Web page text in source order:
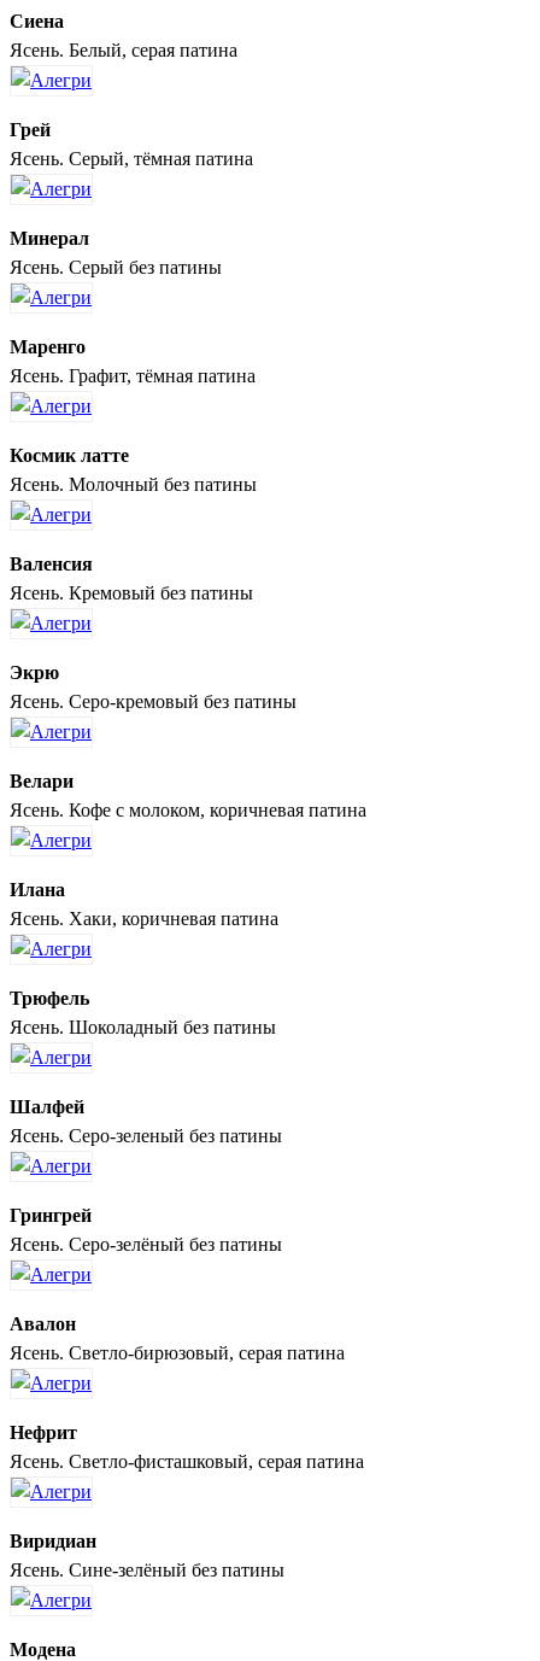
Сиена
Ясень. Белый, серая патина
Грей
Ясень. Серый, тёмная патина
Минерал
Ясень. Серый без патины
Маренго
Ясень. Графит, тёмная патина
Космик латте
Ясень. Молочный без патины
Валенсия
Ясень. Кремовый без патины
Экрю
Ясень. Серо-кремовый без патины
Велари
Ясень. Кофе с молоком, коричневая патина
Илана
Ясень. Хаки, коричневая патина
Трюфель
Ясень. Шоколадный без патины
Шалфей
Ясень. Серо-зеленый без патины
Грингрей
Ясень. Серо-зелёный без патины
Авалон
Ясень. Светло-бирюзовый, серая патина
Нефрит
Ясень. Светло-фисташковый, серая патина
Виридиан
Ясень. Сине-зелёный без патины
Модена